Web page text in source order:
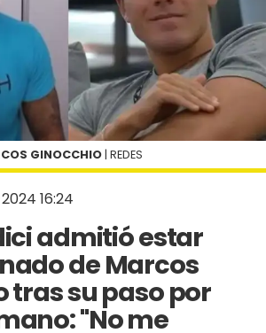
16:24
admitió estar
de Marcos
tras su paso por
"No me
GINOCCHIO | REDES